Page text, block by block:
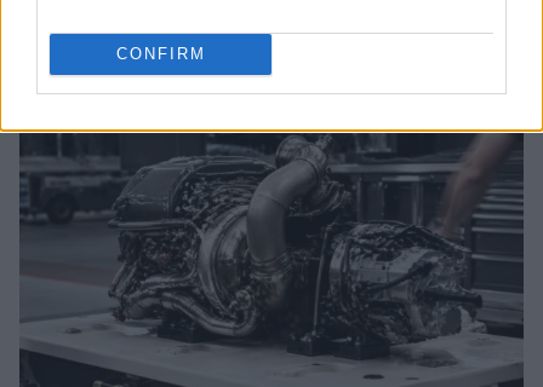
CONFIRM
Redazione Sport Magazine · 6 Ago 2026